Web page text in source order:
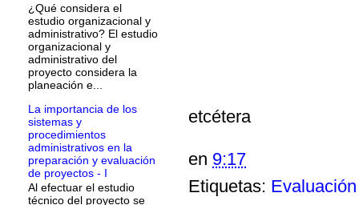
etcétera
en 9:17
Etiquetas:
¿Qué considera el
estudio organizacional y
administrativo? El estudio
organizacional y
administrativo del
proyecto considera la
planeación e...
La importancia de los
sistemas y
procedimientos
administrativos en la
preparación y evaluación
de proyectos - I
Al efectuar el estudio
técnico del proyecto se